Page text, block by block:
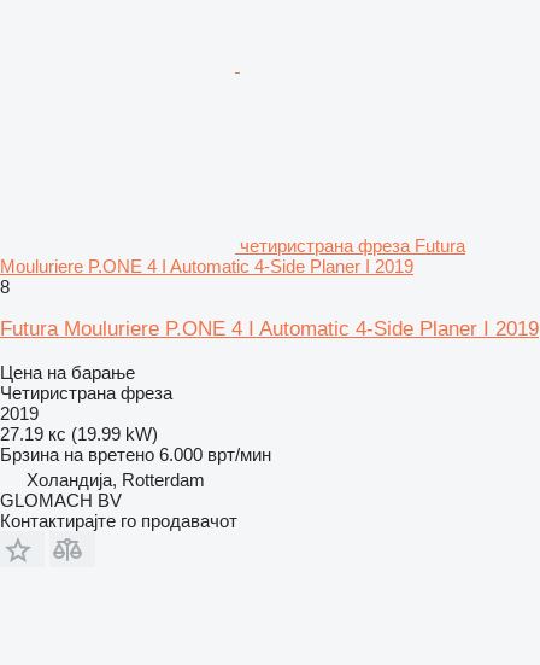
четиристрана фреза Futura
Mouluriere P.ONE 4 I Automatic 4-Side Planer I 2019
8
Futura Mouluriere P.ONE 4 I Automatic 4-Side Planer I 2019
Цена на барање
Четиристрана фреза
2019
27.19 кс (19.99 kW)
Брзина на вретено 6.000 врт/мин
Холандија, Rotterdam
GLOMACH BV
Контактирајте го продавачот